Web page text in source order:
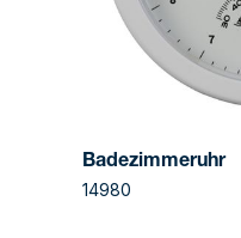
Badezimmeruhr
14980